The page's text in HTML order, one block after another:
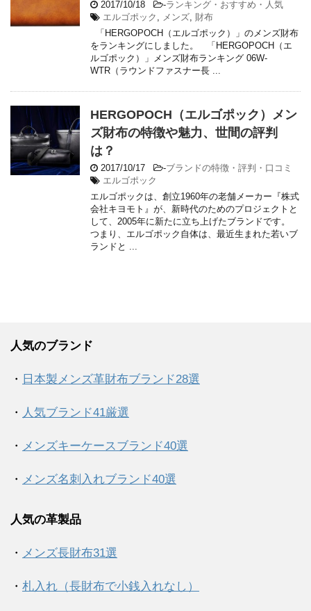
2017/10/18 -ランキング・おすすめ・人気
エルゴポック , メンズ, 財布
「HERGOPOCH（エルゴポック）」のメンズ財布
をランキングにしました。 「HERGOPOCH（エ
ルゴポック）」メンズ財布ランキング 06W-
WTR（ラウンドファスナー長 ...
HERGOPOCH（エルゴポック）メン
ズ財布の特徴や魅力、世間の評判
は？
2017/10/17 -ブランドの特徴・評判・口コミ
エルゴポック
エルゴポックは、創立1960年の老舗メーカー『株式
会社キヨモト』が、新時代のためのプロジェクトと
して、2005年に新たに立ち上げたブランドです。
つまり、エルゴポック自体は、最近生まれた若いブ
ランドと ...
人気のブランド
・ 日本製メンズ革財布ブランド28選
・ 人気ブランド41厳選
・ メンズキーケースブランド40選
・ メンズ名刺入れブランド40選
人気の革製品
・ メンズ長財布31選
・ 札入れ（長財布で小銭入れなし）